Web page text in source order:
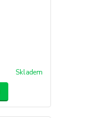
Skladem